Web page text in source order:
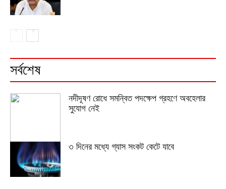
সর্বশেষ
নদীদূষণ রোধে সমন্বিত পদক্ষেপ গ্রহণে অবহেলার
সুযোগ নেই
৩ দিনের মধ্যে গ্যাস সংকট কেটে যাবে